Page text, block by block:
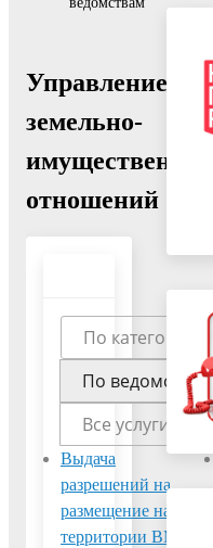
Управление
земельно-
имущественных
отношений
По категориям
По ведомствам
Все услуги
Выдача
разрешений на
размещение на
территории ВМР